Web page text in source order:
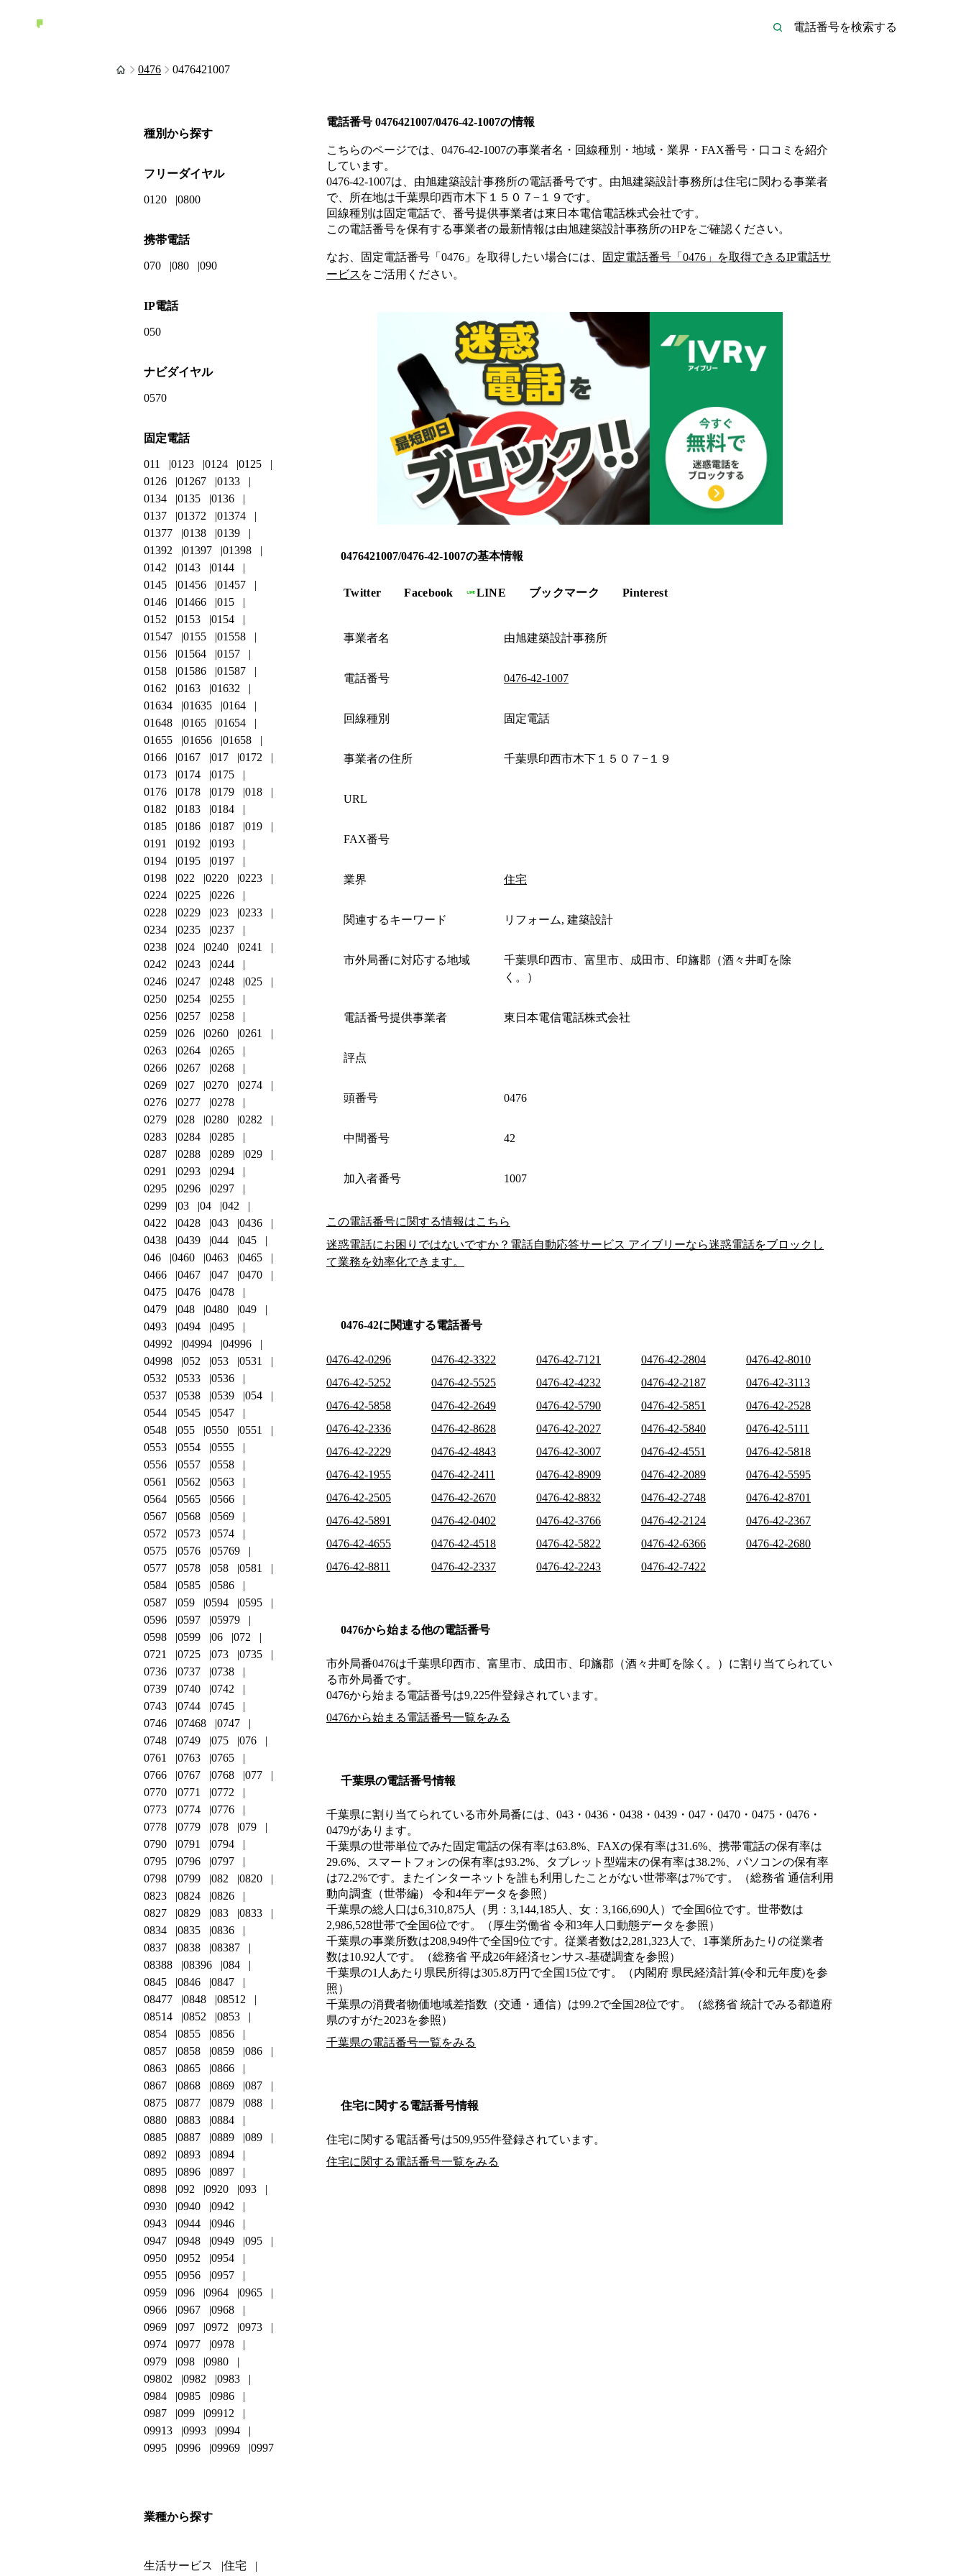
0476 0476421007
電話番号 0476421007/0476-42-1007の情報
こちらのページでは、 0476-42-1007の事業者名・回線種別・地域・業界・FAX番号・口コミを紹介
しています。
0476-42-1007は、 由旭建築設計事務所の電話番号です。 由旭建築設計事務所は住宅に関わる事業者
で、所在地は千葉県印西市木下１５０７−１９ です。
回線種別は固定電話で、番号提供事業者は東日本電信電話株式会社です。
この電話番号を保有する事業者の最新情報は由旭建築設計事務所のHPをご確認ください。
なお、固定電話番号「 0476 」を取得したい場合には、 固定電話番号「 0476 」を取得できるIP電話サ
ービス をご活用ください。
0476421007/0476-42-1007の基本情報
Twitter Facebook LINE ブックマーク Pinterest
事業者名 由旭建築設計事務所
電話番号 0476-42-1007
回線種別 固定電話
事業者の住所 千葉県印西市木下１５０７−１９
URL
FAX番号
業界 住宅
関連するキーワード リフォーム, 建築設計
市外局番に対応する地域
千葉県印西市、富里市、成田市、印旛郡（酒々井町を除
く。）
電話番号提供事業者 東日本電信電話株式会社
評点
頭番号 0476
中間番号 42
加入者番号 1007
この電話番号に関する情報はこちら
迷惑電話にお困りではないですか？電話自動応答サービス アイブリーなら迷惑電話をブロックし
て業務を効率化できます。
0476-42に関連する電話番号
0476-42-0296 0476-42-3322 0476-42-7121 0476-42-2804
0476-42-8010
0476-42-5252
0476-42-5525 0476-42-4232 0476-42-2187
0476-42-3113
0476-42-5858
0476-42-2649 0476-42-5790 0476-42-5851
0476-42-2528
0476-42-2336
0476-42-8628 0476-42-2027 0476-42-5840
0476-42-5111
0476-42-2229
0476-42-4843 0476-42-3007 0476-42-4551
0476-42-5818
0476-42-1955
0476-42-2411 0476-42-8909 0476-42-2089
0476-42-5595
0476-42-2505
0476-42-2670 0476-42-8832 0476-42-2748
0476-42-8701
0476-42-5891
0476-42-0402 0476-42-3766 0476-42-2124
0476-42-2367
0476-42-4655
0476-42-4518 0476-42-5822 0476-42-6366
0476-42-2680
0476-42-8811
0476-42-2337 0476-42-2243 0476-42-7422
0476から始まる他の電話番号
市外局番0476は千葉県印西市、富里市、成田市、印旛郡（酒々井町を除く。） に割り当てられてい
る市外局番です。
0476から始まる電話番号は9,225件登録されています。
0476から始まる電話番号一覧をみる
千葉県の電話番号情報
千葉県に割り当てられている市外局番には、043・0436・0438・0439・047・0470・0475・0476・
0479があります。
千葉県の世帯単位でみた固定電話の保有率は63.8%、FAXの保有率は31.6%、携帯電話の保有率は
29.6%、スマートフォンの保有率は93.2%、タブレット型端末の保有率は38.2%、パソコンの保有率
は72.2%です。またインターネットを誰も利用したことがない世帯率は7%です。（総務省 通信利用
動向調査（世帯編） 令和4年データを参照）
千葉県の総人口は6,310,875人（男：3,144,185人、女：3,166,690人）で全国6位です。世帯数は
2,986,528世帯で全国6位です。（厚生労働省 令和3年人口動態データを参照）
千葉県の事業所数は208,949件で全国9位です。従業者数は2,281,323人で、1事業所あたりの従業者
数は10.92人です。（総務省 平成26年経済センサス‐基礎調査を参照）
千葉県の1人あたり県民所得は305.8万円で全国15位です。（内閣府 県民経済計算(令和元年度)を参
照）
千葉県の消費者物価地域差指数（交通・通信）は99.2で全国28位です。（総務省 統計でみる都道府
県のすがた2023を参照）
千葉県の電話番号一覧をみる
住宅に関する電話番号情報
住宅に関する電話番号は509,955件登録されています。
住宅に関する電話番号一覧をみる
種別から探す
フリーダイヤル
0120 0800
携帯電話
070 080 090
IP電話
050
ナビダイヤル
0570
固定電話
011 0123 0124
0125
0126
01267
0133
0134
0135
0136
0137
01372
01374
01377
0138
0139
01392
01397
01398
0142
0143
0144
0145
01456
01457
0146
01466
015
0152
0153
0154
01547
0155
01558
0156
01564
0157
0158
01586
01587
0162
0163
01632
01634
01635
0164
01648
0165
01654
01655
01656
01658
0166
0167 017
0172
0173
0174
0175
0176
0178 0179
018
0182
0183
0184
0185
0186 0187
019
0191
0192
0193
0194
0195
0197
0198
022 0220
0223
0224
0225
0226
0228
0229 023
0233
0234
0235
0237
0238
024 0240
0241
0242
0243
0244
0246
0247 0248
025
0250
0254
0255
0256
0257
0258
0259
026 0260
0261
0263
0264
0265
0266
0267
0268
0269
027 0270
0274
0276
0277
0278
0279
028 0280
0282
0283
0284
0285
0287
0288 0289
029
0291
0293
0294
0295
0296
0297
0299
03 04
042
0422
0428 043
0436
0438
0439 044
045
046
0460 0463
0465
0466
0467 047
0470
0475
0476
0478
0479
048 0480
049
0493
0494
0495
04992
04994
04996
04998
052 053
0531
0532
0533
0536
0537
0538 0539
054
0544
0545
0547
0548
055 0550
0551
0553
0554
0555
0556
0557
0558
0561
0562
0563
0564
0565
0566
0567
0568
0569
0572
0573
0574
0575
0576
05769
0577
0578 058
0581
0584
0585
0586
0587
059 0594
0595
0596
0597
05979
0598
0599 06
072
0721
0725 073
0735
0736
0737
0738
0739
0740
0742
0743
0744
0745
0746
07468
0747
0748
0749 075
076
0761
0763
0765
0766
0767 0768
077
0770
0771
0772
0773
0774
0776
0778
0779 078
079
0790
0791
0794
0795
0796
0797
0798
0799 082
0820
0823
0824
0826
0827
0829 083
0833
0834
0835
0836
0837
0838
08387
08388
08396
084
0845
0846
0847
08477
0848
08512
08514
0852
0853
0854
0855
0856
0857
0858 0859
086
0863
0865
0866
0867
0868 0869
087
0875
0877 0879
088
0880
0883
0884
0885
0887 0889
089
0892
0893
0894
0895
0896
0897
0898
092 0920
093
0930
0940
0942
0943
0944
0946
0947
0948 0949
095
0950
0952
0954
0955
0956
0957
0959
096 0964
0965
0966
0967
0968
0969
097 0972
0973
0974
0977
0978
0979
098
0980
09802
0982
0983
0984
0985
0986
0987
099
09912
09913
0993
0994
0995
0996 09969 0997
業種から探す
生活サービス 住宅